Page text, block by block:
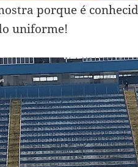
porque é
uniforme!